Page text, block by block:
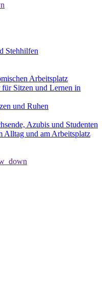
Stehhilfen
Arbeitsplatz
Sitzen und Lernen in
und Ruhen
Azubis und Studenten
Alltag und am Arbeitsplatz